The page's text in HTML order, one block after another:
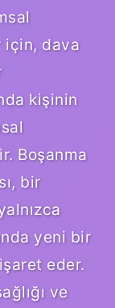
için, dava
kişinin
Boşanma
bir
yeni bir
eder.
ve